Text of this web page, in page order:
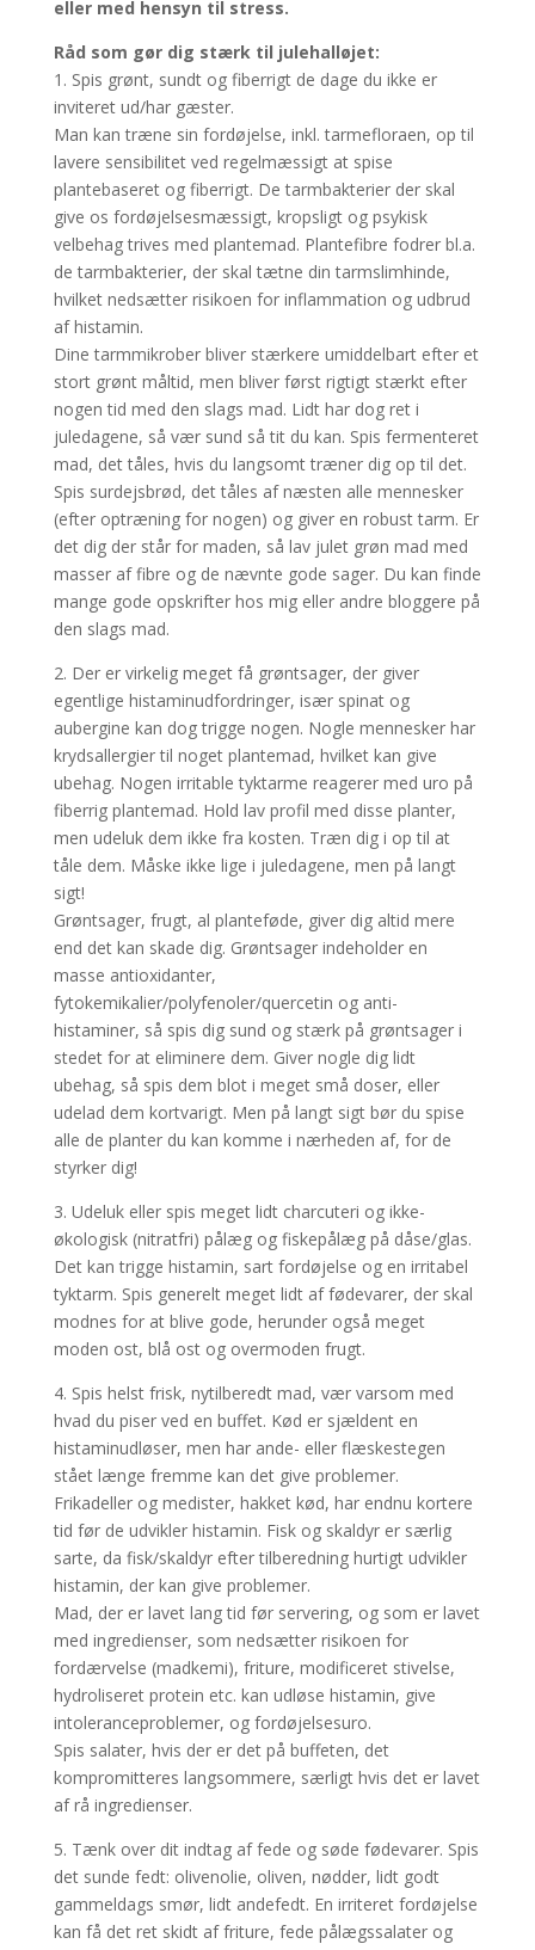
eller med hensyn til stress.
Råd som gør dig stærk til julehalløjet:
1. Spis grønt, sundt og fiberrigt de dage du ikke er
inviteret ud/har gæster.
Man kan træne sin fordøjelse, inkl. tarmefloraen, op til
lavere sensibilitet ved regelmæssigt at spise
plantebaseret og fiberrigt. De tarmbakterier der skal
give os fordøjelsesmæssigt, kropsligt og psykisk
velbehag trives med plantemad. Plantefibre fodrer bl.a.
de tarmbakterier, der skal tætne din tarmslimhinde,
hvilket nedsætter risikoen for inflammation og udbrud
af histamin.
Dine tarmmikrober bliver stærkere umiddelbart efter et
stort grønt måltid, men bliver først rigtigt stærkt efter
nogen tid med den slags mad. Lidt har dog ret i
juledagene, så vær sund så tit du kan. Spis fermenteret
mad, det tåles, hvis du langsomt træner dig op til det.
Spis surdejsbrød, det tåles af næsten alle mennesker
(efter optræning for nogen) og giver en robust tarm. Er
det dig der står for maden, så lav julet grøn mad med
masser af fibre og de nævnte gode sager. Du kan finde
mange gode opskrifter hos mig eller andre bloggere på
den slags mad.
2. Der er virkelig meget få grøntsager, der giver
egentlige histaminudfordringer, især spinat og
aubergine kan dog trigge nogen. Nogle mennesker har
krydsallergier til noget plantemad, hvilket kan give
ubehag. Nogen irritable tyktarme reagerer med uro på
fiberrig plantemad. Hold lav profil med disse planter,
men udeluk dem ikke fra kosten. Træn dig i op til at
tåle dem. Måske ikke lige i juledagene, men på langt
sigt!
Grøntsager, frugt, al planteføde, giver dig altid mere
end det kan skade dig. Grøntsager indeholder en
masse antioxidanter,
fytokemikalier/polyfenoler/quercetin og anti-
histaminer, så spis dig sund og stærk på grøntsager i
stedet for at eliminere dem. Giver nogle dig lidt
ubehag, så spis dem blot i meget små doser, eller
udelad dem kortvarigt. Men på langt sigt bør du spise
alle de planter du kan komme i nærheden af, for de
styrker dig!
3. Udeluk eller spis meget lidt charcuteri og ikke-
økologisk (nitratfri) pålæg og fiskepålæg på dåse/glas.
Det kan trigge histamin, sart fordøjelse og en irritabel
tyktarm. Spis generelt meget lidt af fødevarer, der skal
modnes for at blive gode, herunder også meget
moden ost, blå ost og overmoden frugt.
4. Spis helst frisk, nytilberedt mad, vær varsom med
hvad du piser ved en buffet. Kød er sjældent en
histaminudløser, men har ande- eller flæskestegen
stået længe fremme kan det give problemer.
Frikadeller og medister, hakket kød, har endnu kortere
tid før de udvikler histamin. Fisk og skaldyr er særlig
sarte, da fisk/skaldyr efter tilberedning hurtigt udvikler
histamin, der kan give problemer.
Mad, der er lavet lang tid før servering, og som er lavet
med ingredienser, som nedsætter risikoen for
fordærvelse (madkemi), friture, modificeret stivelse,
hydroliseret protein etc. kan udløse histamin, give
intoleranceproblemer, og fordøjelsesuro.
Spis salater, hvis der er det på buffeten, det
kompromitteres langsommere, særligt hvis det er lavet
af rå ingredienser.
5. Tænk over dit indtag af fede og søde fødevarer. Spis
det sunde fedt: olivenolie, oliven, nødder, lidt godt
gammeldags smør, lidt andefedt. En irriteret fordøjelse
kan få det ret skidt af friture, fede pålægssalater og